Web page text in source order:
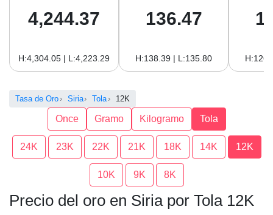
4,244.37
H:4,304.05 | L:4,223.29
136.47
H:138.39 | L:135.80
Tasa de Oro Siria Tola 12K
Once Gramo Kilogramo Tola
24K 23K 22K 21K 18K 14K 12K
10K 9K 8K
Precio del oro en Siria por Tola 12K